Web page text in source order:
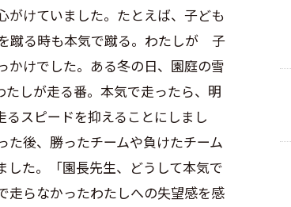
がけていました。たとえば、子ども
蹴る時も本気で蹴る。わたしが
子
かけでした。ある冬の日、園庭の雪
しが走る番。本気で走ったら、明
るスピードを抑えることにしまし
た後、勝ったチームや負けたチーム
した。「園長先生、どうして本気で
走らなかったわたしへの失望感を感